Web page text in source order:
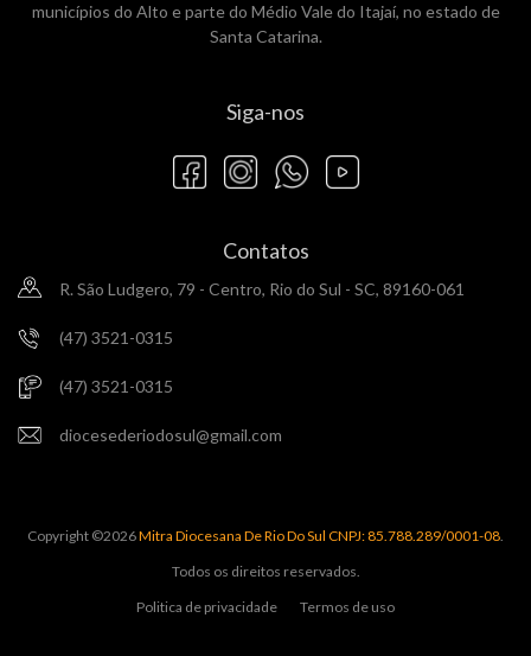
municípios do Alto e parte do Médio Vale do Itajaí, no estado de
Santa Catarina.
Siga-nos
Contatos
R. São Ludgero, 79 - Centro, Rio do Sul - SC, 89160-061
(47) 3521-0315
(47) 3521-0315
diocesederiodosul@gmail.com
Copyright ©2026Mitra Diocesana De Rio Do Sul CNPJ: 85.788.289/0001-08.
Todos os direitos reservados.
Politica de privacidade
Termos de uso